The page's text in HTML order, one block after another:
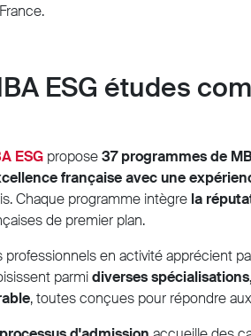
ESG études
ESG propose37 programmes de
française avec une
Chaque programme intègre la
de premier plan.
professionnels en activité apprécient
parmidiverses
, toutes conçues pour répondre